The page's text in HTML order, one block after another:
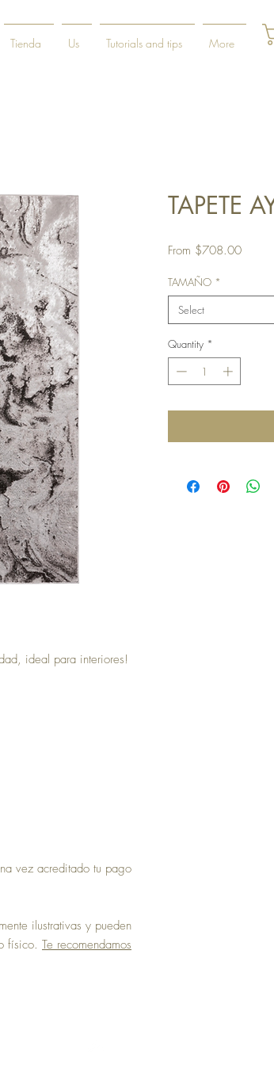
Tienda Us Tutorials and tips More
ideal para interiores!
vez acreditado tu pago
ilustrativas y pueden
físico. Te recomendamos
TAPETE
From $708.00Sale
TAMAÑO *
Select
Quantity *